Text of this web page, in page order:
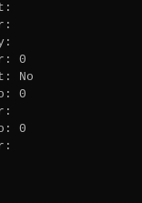
0
No
0
0